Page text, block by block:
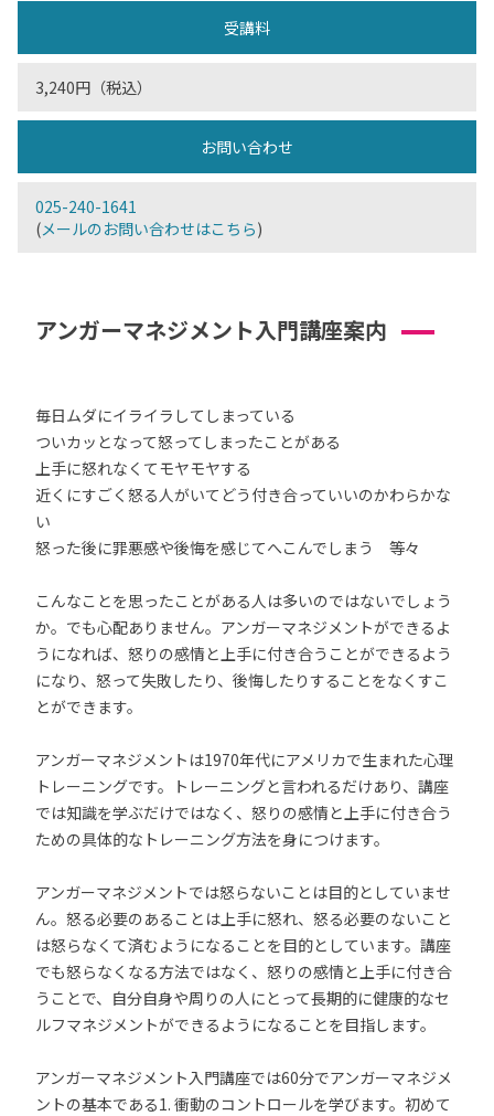
受講料
3,240円（税込）
お問い合わせ
025-240-1641
(メールのお問い合わせはこちら)
アンガーマネジメント入門講座案内
毎日ムダにイライラしてしまっている
ついカッとなって怒ってしまったことがある
上手に怒れなくてモヤモヤする
近くにすごく怒る人がいてどう付き合っていいのかわらかな
い
怒った後に罪悪感や後悔を感じてへこんでしまう 等々
こんなことを思ったことがある人は多いのではないでしょう
か。でも心配ありません。アンガーマネジメントができるよ
うになれば、怒りの感情と上手に付き合うことができるよう
になり、怒って失敗したり、後悔したりすることをなくすこ
とができます。
アンガーマネジメントは1970年代にアメリカで生まれた心理
トレーニングです。トレーニングと言われるだけあり、講座
では知識を学ぶだけではなく、怒りの感情と上手に付き合う
ための具体的なトレーニング方法を身につけます。
アンガーマネジメントでは怒らないことは目的としていませ
ん。怒る必要のあることは上手に怒れ、怒る必要のないこと
は怒らなくて済むようになることを目的としています。講座
でも怒らなくなる方法ではなく、怒りの感情と上手に付き合
うことで、自分自身や周りの人にとって長期的に健康的なセ
ルフマネジメントができるようになることを目指します。
アンガーマネジメント入門講座では60分でアンガーマネジメ
ントの基本である1. 衝動のコントロールを学びます。初めて